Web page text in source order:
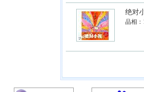
绝对
品相：